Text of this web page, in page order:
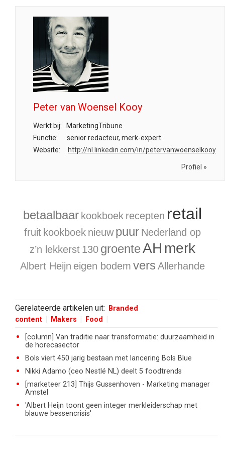
Peter van Woensel Kooy
Werkt bij:
MarketingTribune
Functie:
senior redacteur, merk-expert
Website:
http://nl.linkedin.com/in/petervanwoenselkooy
Profiel »
betaalbaar kookboek recepten retail
fruit kookboek nieuw puur Nederland op
z’n lekkerst 130 groenteAH merk
Albert Heijn eigen bodem vers Allerhande
Gerelateerde artikelen uit:
Branded
content
Makers Food
[column] Van traditie naar transformatie: duurzaamheid in
de horecasector
Bols viert 450 jarig bestaan met lancering Bols Blue
Nikki Adamo (ceo Nestlé NL) deelt 5 foodtrends
[marketeer 213] Thijs Gussenhoven - Marketing manager
Amstel
'Albert Heijn toont geen integer merkleiderschap met
blauwe bessencrisis'